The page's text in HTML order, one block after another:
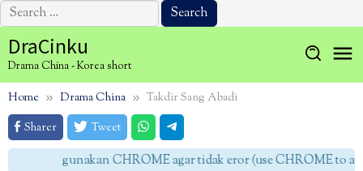
Search
for:
to
content
DraCinku
Drama China - Korea short
Home Drama China
Takdir Sang Abadi
Sharer
Tweet
gunakan CHROME agar tidak eror (use CHROME to